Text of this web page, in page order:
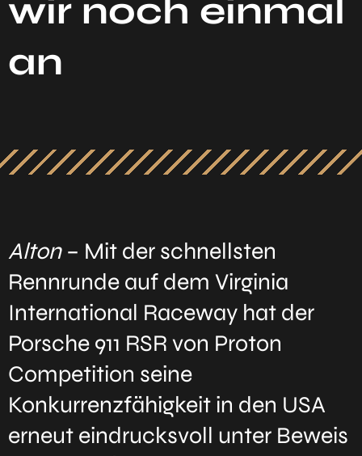
wir noch einmal
an
Alton – Mit der schnellsten
Rennrunde auf dem Virginia
International Raceway hat der
Porsche 911 RSR von Proton
Competition seine
Konkurrenzfähigkeit in den USA
erneut eindrucksvoll unter Beweis